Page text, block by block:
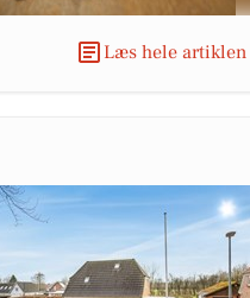
Læs hele artiklen